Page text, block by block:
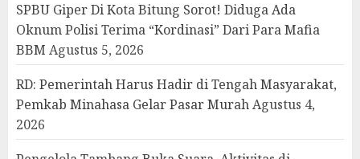
SPBU Giper Di Kota Bitung Sorot! Diduga Ada
Oknum Polisi Terima “Kordinasi” Dari Para Mafia
BBM Agustus 5, 2026
RD: Pemerintah Harus Hadir di Tengah Masyarakat,
Pemkab Minahasa Gelar Pasar MurahAgustus 4,
2026